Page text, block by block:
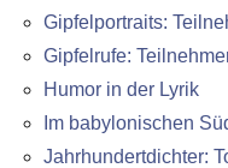
Gipfelportraits:
Gipfelrufe:
Humor in der Lyrik
Im babylonischen
Jahrhundertdichter: